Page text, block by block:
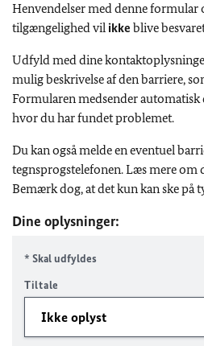
Henvendelser med denne
tilgængelighed vil ikke blive
Udfyld med dine
mulig beskrivelse af den barriere,
Formularen medsender automatisk
hvor du har fundet problemet.
Du kan også melde en eventuel
tegnsprogstelefonen. Læs mere om
Bemærk dog, at det kun kan ske på
Dine oplysninger:
* Skal udfyldes
Tiltale